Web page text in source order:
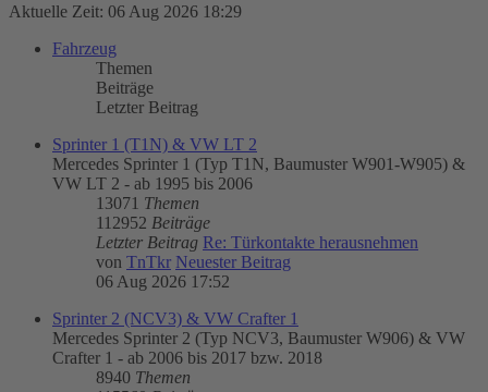
Aktuelle Zeit: 06 Aug 2026 18:29
Fahrzeug
Themen
Beiträge
Letzter Beitrag
Sprinter 1 (T1N) & VW LT 2
Mercedes Sprinter 1 (Typ T1N, Baumuster W901-W905) &
VW LT 2 - ab 1995 bis 2006
13071 Themen
112952 Beiträge
Letzter Beitrag Re: Türkontakte herausnehmen
von TnTkr Neuester Beitrag
06 Aug 2026 17:52
Sprinter 2 (NCV3) & VW Crafter 1
Mercedes Sprinter 2 (Typ NCV3, Baumuster W906) & VW
Crafter 1 - ab 2006 bis 2017 bzw. 2018
8940 Themen